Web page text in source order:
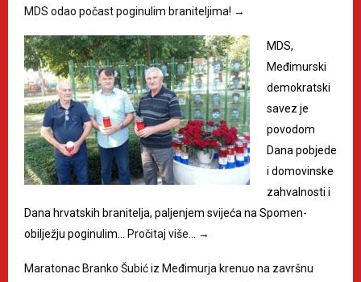
MDS odao počast poginulim braniteljima! →
MDS,
Međimurski
demokratski
savez je
povodom
Dana pobjede
i domovinske
zahvalnosti i
Dana hrvatskih branitelja, paljenjem svijeća na Spomen-
obilježju poginulim… Pročitaj više… →
Maratonac Branko Šubić iz Međimurja krenuo na završnu